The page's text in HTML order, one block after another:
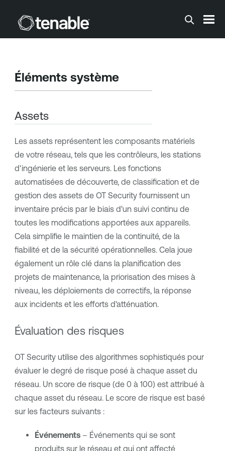
Passer au contenu principal
Éléments système
Assets
Les assets représentent les composants matériels
de votre réseau, tels que les contrôleurs, les stations
d'ingénierie et les serveurs. Les fonctions
automatisées de découverte, de classification et de
gestion des assets de OT Securityfournissent un
inventaire précis par le biais d'un suivi continu de
toutes les modifications apportées aux appareils.
Cela simplifie le maintien de la continuité, de la
fiabilité et de la sécurité opérationnelles. Cela joue
également un rôle clé dans la planification des
projets de maintenance, la priorisation des mises à
niveau, les déploiements de correctifs, la réponse
aux incidents et les efforts d'atténuation.
Évaluation des risques
OT Securityutilise des algorithmes sophistiqués pour
évaluer le degré de risque posé à chaque asset du
réseau. Un score de risque (de 0 à 100) est attribué à
chaque asset du réseau. Le score de risque est basé
sur les facteurs suivants :
Événements– Événements qui se sont
produits sur le réseau et qui ont affecté